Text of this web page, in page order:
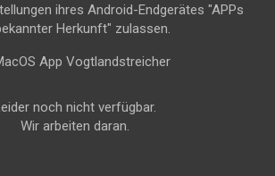
ihres Android-Endgerätes "APPs
Herkunft" zulassen.
noch nicht verfügbar.
Wir arbeiten daran.